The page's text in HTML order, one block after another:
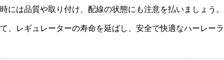
時には品質や取り付け、配線の状態にも注意を払いましょう
て、レギュレーターの寿命を延ばし、安全で快適なハーレー